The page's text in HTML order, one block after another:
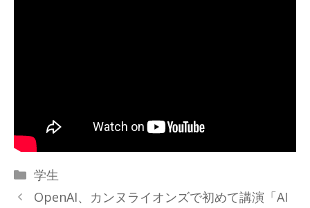
カ
テ
学生
OpenAI、カンヌライオンズで初めて講演「AI